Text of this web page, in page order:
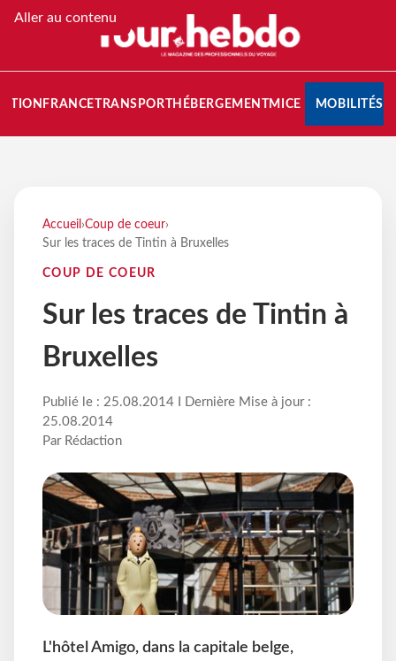
Aller au contenu
FRANCETRANSPORT HÉBERGEMENTMICE MOBILITÉS
Accueil ›Coup de coeur›
Sur les traces de Tintin à Bruxelles
COUP DE COEUR
Sur les traces de Tintin à
Bruxelles
Publié le : 25.08.2014 I Dernière Mise à jour :
25.08.2014
Par Rédaction
L'hôtel Amigo, dans la capitale belge,